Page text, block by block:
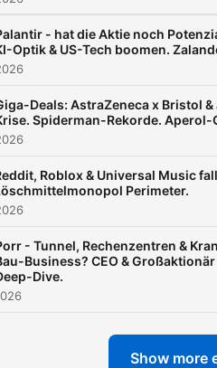
- hat die Aktie noch
Optik & US-Tech boomen.
Deals: AstraZeneca x Bristol
Spiderman-Rekorde. Aperol-
Roblox & Universal Music
Perimeter.
- Tunnel, Rechenzentren &
Business? CEO &
Dive.
Show more